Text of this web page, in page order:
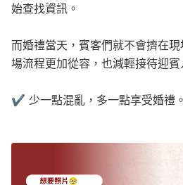
始查找資訊。
而婚禮當天，賓客們就不會擠在
場流程更加從容，也減輕接待迎賓
✔︎ 少一點混亂，多一點享受婚禮。